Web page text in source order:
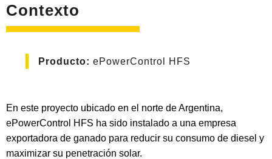
Contexto
Producto: ePowerControl HFS
En este proyecto ubicado en el norte de Argentina,
ePowerControl HFS ha sido instalado a una empresa
exportadora de ganado para reducir su consumo de diesel y
maximizar su penetración solar.